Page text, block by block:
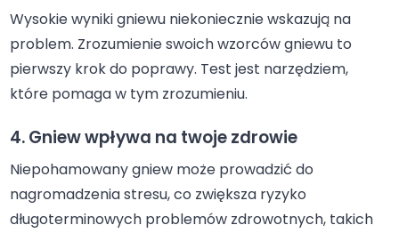
Wysokie wyniki gniewu niekoniecznie wskazują na
problem. Zrozumienie swoich wzorców gniewu to
pierwszy krok do poprawy. Test jest narzędziem,
które pomaga w tym zrozumieniu.
4. Gniew wpływa na twoje zdrowie
Niepohamowany gniew może prowadzić do
nagromadzenia stresu, co zwiększa ryzyko
długoterminowych problemów zdrowotnych, takich